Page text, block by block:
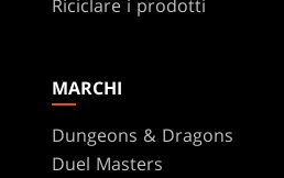
Riciclare i prodotti
MARCHI
Dungeons & Dragons
Duel Masters